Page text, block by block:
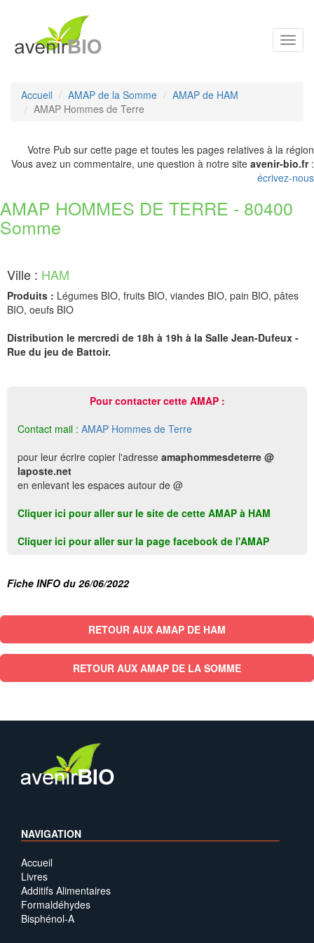
Accueil AMAP de la Somme
AMAP de HAM
AMAP Hommes de Terre
Votre Pub sur cette page et toutes les pages relatives à la région
Vous avez un commentaire, une question à notre site avenir-bio.fr:
écrivez-nous
AMAP HOMMES DE TERRE - 80400
Somme
Ville : HAM
Produits : Légumes BIO, fruits BIO, viandes BIO, pain BIO, pâtes
BIO, oeufs BIO
Distribution le mercredi de 18h à 19h à la Salle Jean-Dufeux -
Rue du jeu de Battoir.
Pour contacter cette AMAP :
Contact mail : AMAP Hommes de Terre
pour leur écrire copier l'adresse amaphommesdeterre @
laposte.net
en enlevant les espaces autour de @
Cliquer ici pour aller sur le site de cette AMAP à HAM
Cliquer ici pour aller sur la page facebook de l'AMAP
Fiche INFO du 26/06/2022
RETOUR AUX AMAP DE HAM
RETOUR AUX AMAP DE LA SOMME
NAVIGATION
Accueil
Livres
Additifs Alimentaires
Formaldéhydes
Bisphénol-A